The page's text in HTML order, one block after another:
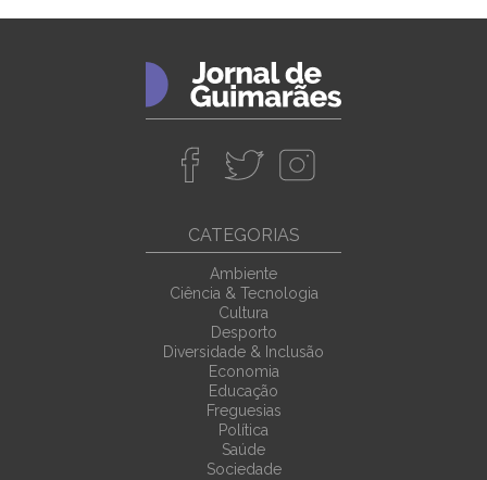
CATEGORIAS
Ambiente
Ciência & Tecnologia
Cultura
Desporto
Diversidade & Inclusão
Economia
Educação
Freguesias
Política
Saúde
Sociedade